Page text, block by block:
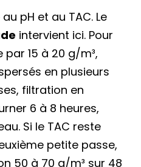
pH et au TAC. Le
intervient ici. Pour
15 à 20 g/m³,
en plusieurs
filtration en
6 à 8 heures,
Si le TAC reste
petite passe,
50 à 70 g/m³ sur 48